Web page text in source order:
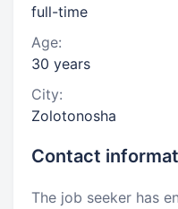
full-time
Age:
30 years
City:
Zolotonosha
Contact
The job seeker has